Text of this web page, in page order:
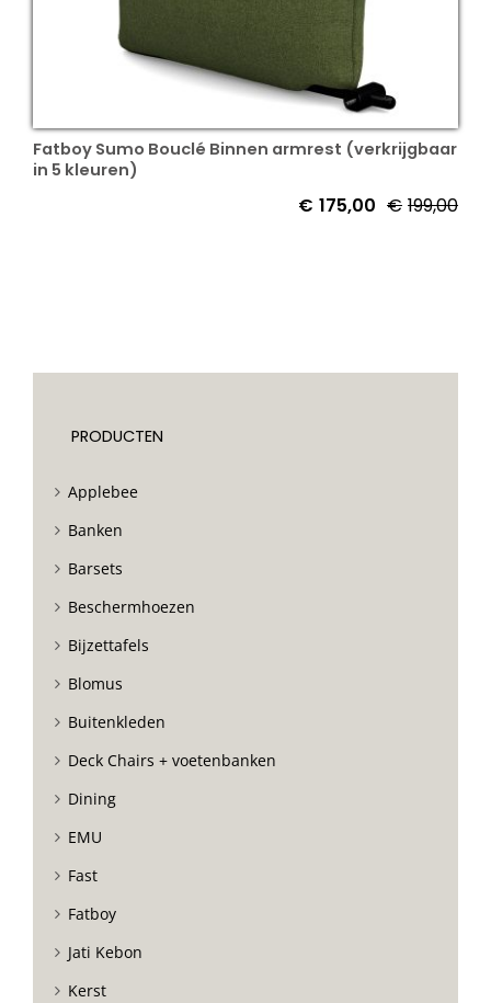
Fatboy Sumo Bouclé Binnen armrest (verkrijgbaar
in 5 kleuren)
€ 199,00
€ 175,00
PRODUCTEN
Applebee
Banken
Barsets
Beschermhoezen
Bijzettafels
Blomus
Buitenkleden
Deck Chairs + voetenbanken
Dining
EMU
Fast
Fatboy
Jati Kebon
Kerst